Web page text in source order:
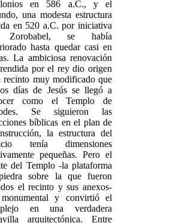
en 586 a.C., y el
una modesta estructura
en 520 a.C. por iniciativa
se había
hasta quedar casi en
La ambiciosa renovación
por el rey dio origen
recinto muy modificado que
días de Jesús se llegó a
como el Templo de
Se siguieron las
bíblicas en el plan de
la estructura del
tenía dimensiones
pequeñas. Pero el
del Templo -la plataforma
sobre la que fueron
el recinto y sus anexos-
y convirtió el
en una verdadera
arquitectónica. Entre